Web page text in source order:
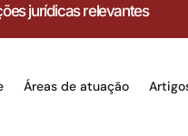
jurídicas relevantes
Áreas de atuação